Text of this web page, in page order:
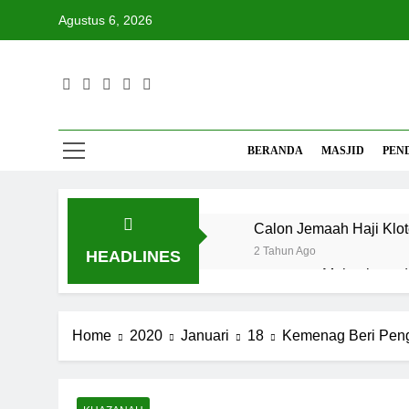
Agustus 6, 2026
BERANDA MASJID
HEADLINES
Calon Jemaah Haji
2 Tahun Ago
Mahasiswa
3 Bulan Ago
5 Bulan Ago
Siniar
Home 2020 Januari 18 Kemenag Beri